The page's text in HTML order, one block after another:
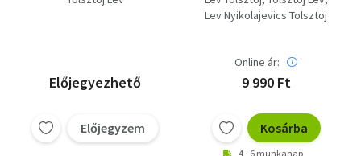
Előjegyezhető
Előjegyzem
képpel
Lev Nyikolajevics Tolsztoj
Online ár:
9 990 Ft
Kosárba
4 - 6 munkanap